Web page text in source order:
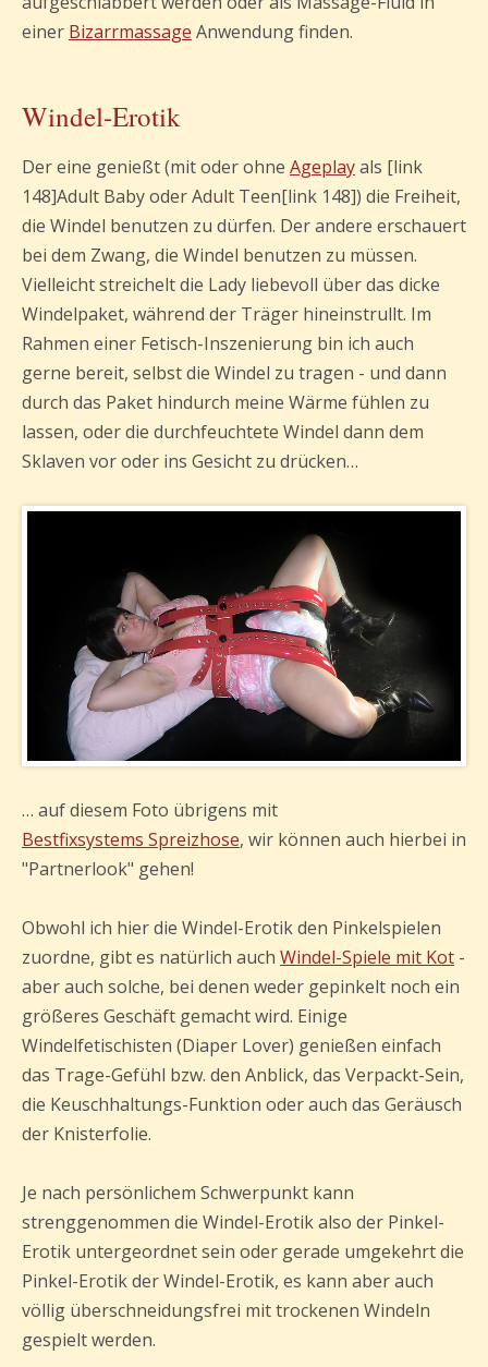
einer Bizarrmassage Anwendung finden.
Windel-Erotik
Der eine genießt (mit oder ohne Ageplayals [link
148]Adult Baby oder Adult Teen[link 148]) die Freiheit,
die Windel benutzen zu dürfen. Der andere erschauert
bei dem Zwang, die Windel benutzen zu müssen.
Vielleicht streichelt die Lady liebevoll über das dicke
Windelpaket, während der Träger hineinstrullt. Im
Rahmen einer Fetisch-Inszenierung bin ich auch
gerne bereit, selbst die Windel zu tragen - und dann
durch das Paket hindurch meine Wärme fühlen zu
lassen, oder die durchfeuchtete Windel dann dem
Sklaven vor oder ins Gesicht zu drücken…
… auf diesem Foto übrigens mit
Bestfixsystems Spreizhose, wir können auch hierbei in
"Partnerlook" gehen!
Obwohl ich hier die Windel-Erotik den Pinkelspielen
zuordne, gibt es natürlich auch Windel-Spiele mit Kot -
aber auch solche, bei denen weder gepinkelt noch ein
größeres Geschäft gemacht wird. Einige
Windelfetischisten (Diaper Lover) genießen einfach
das Trage-Gefühl bzw. den Anblick, das Verpackt-Sein,
die Keuschhaltungs-Funktion oder auch das Geräusch
der Knisterfolie.
Je nach persönlichem Schwerpunkt kann
strenggenommen die Windel-Erotik also der Pinkel-
Erotik untergeordnet sein oder gerade umgekehrt die
Pinkel-Erotik der Windel-Erotik, es kann aber auch
völlig überschneidungsfrei mit trockenen Windeln
gespielt werden.